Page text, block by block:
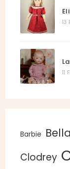
13
11
Barbie Bella
Clodrey